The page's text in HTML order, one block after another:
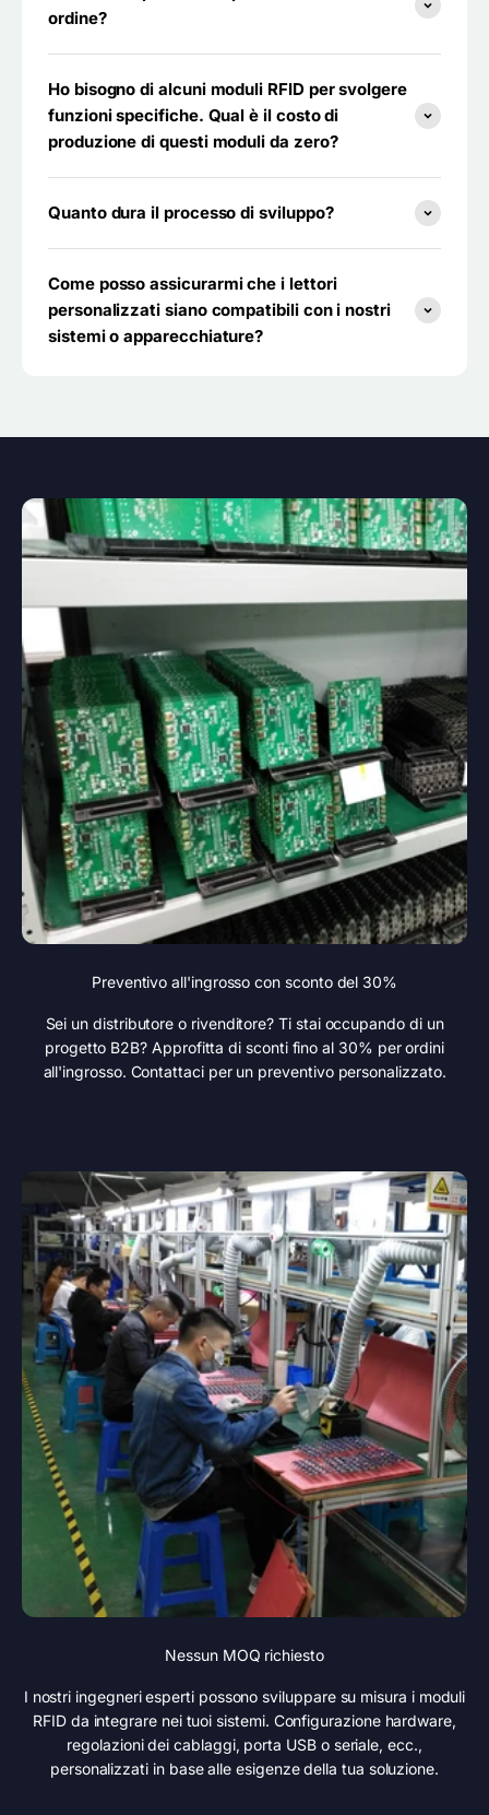
ordine?
Ho bisogno di alcuni moduli RFID per svolgere
funzioni specifiche. Qual è il costo di
produzione di questi moduli da zero?
Quanto dura il processo di sviluppo?
Come posso assicurarmi che i lettori
personalizzati siano compatibili con i nostri
sistemi o apparecchiature?
Preventivo all'ingrosso con sconto del 30%
Sei un distributore o rivenditore? Ti stai occupando di un
progetto B2B? Approfitta di sconti fino al 30% per ordini
all'ingrosso. Contattaci per un preventivo personalizzato.
Nessun MOQ richiesto
I nostri ingegneri esperti possono sviluppare su misura i moduli
RFID da integrare nei tuoi sistemi. Configurazione hardware,
regolazioni dei cablaggi, porta USB o seriale, ecc.,
personalizzati in base alle esigenze della tua soluzione.